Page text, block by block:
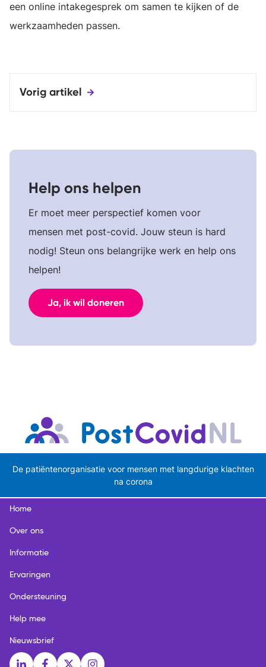
een online intakegesprek om samen te kijken of de
werkzaamheden passen.
Vorig artikel
Help ons helpen
Er moet meer perspectief komen voor
mensen met post-covid. Jouw steun is hard
nodig! Steun ons belangrijke werk en help ons
helpen!
Ja, ik wil doneren
De patiëntenorganisatie voor mensen met langdurige klachten
na corona
Home
Over ons
Informatie
Ervaringen
Ondersteuning
Help mee
Nieuwsbrief
Social media links